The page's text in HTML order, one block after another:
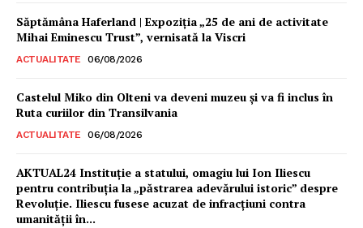
Săptămâna Haferland | Expoziţia „25 de ani de activitate
Mihai Eminescu Trust”, vernisată la Viscri
ACTUALITATE 06/08/2026
Castelul Miko din Olteni va deveni muzeu şi va fi inclus în
Ruta curiilor din Transilvania
ACTUALITATE 06/08/2026
AKTUAL24 Instituție a statului, omagiu lui Ion Iliescu
pentru contribuția la „păstrarea adevărului istoric” despre
Revoluție. Iliescu fusese acuzat de infracțiuni contra
umanității în...